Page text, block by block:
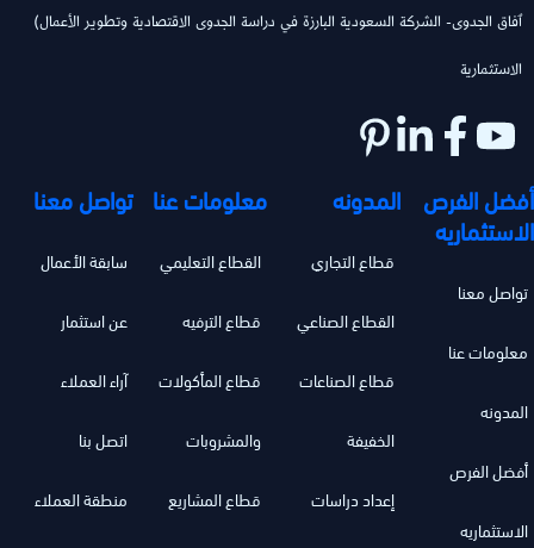
(ٱفاق الجدوى- الشركة السعودية البارزة في دراسة الجدوى الاقتصادية وتطوير الأعمال
الاستثمارية
تواصل معنا
سابقة الأعمال
عن استثمار
آراء العملاء
اتصل بنا
منطقة العملاء
معلومات عنا
القطاع التعليمي
قطاع الترفيه
قطاع المأكولات
والمشروبات
قطاع المشاريع
المدونه
قطاع التجاري
القطاع الصناعي
قطاع الصناعات
الخفيفة
إعداد دراسات
أفضل الفرص
الاستثماريه
تواصل معنا
معلومات عنا
المدونه
أفضل الفرص
الاستثماريه